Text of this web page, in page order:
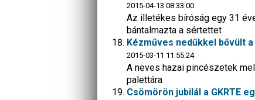
2015-04-13 08:33:00
Az illetékes bíróság egy 31
bántalmazta a sértettet
Kézműves nedűkkel bővült
2015-03-11 11:55:24
A neves hazai pincészetek
palettára
Csömörön jubilál a GKRTE